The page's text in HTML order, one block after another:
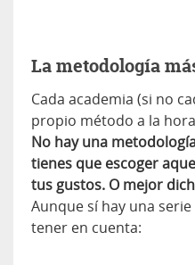
La metodología
Cada academia (si no
propio método a la
No hay una
tienes que escoger
tus gustos. O mejor
Aunque sí hay una
tener en cuenta: